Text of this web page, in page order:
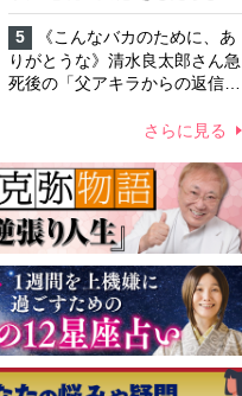
主演映画『ママせか』 身を削
って「がんに蝕まれる母」を演
じた壮絶な撮影現場
5
《こんなバカのために、あ
りがとうな》清水良太郎さん急
死後の「父アキラからの返信」
さらに見る